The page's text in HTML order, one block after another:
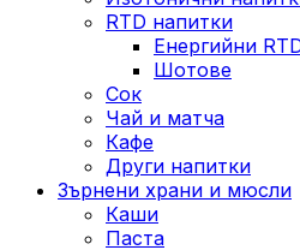
RTD напитки
Енергийни
Шотове
Сок
Чай и матча
Кафе
Други напитки
Зърнени храни и мюсли
Каши
Паста